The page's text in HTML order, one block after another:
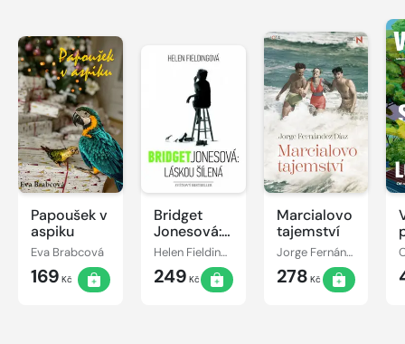
Papoušek v
aspiku
Eva Brabcová
169 Kč
Bridget
Jonesová:
láskou
šílená
Helen Fieldingová
249 Kč
Marcialovo
tajemství
Jorge Fernández Díaz
278 Kč